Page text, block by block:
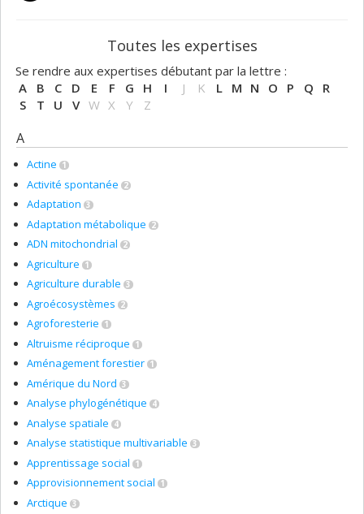
Toutes les expertises
Se rendre aux expertises débutant par la lettre :
A
B C D E F G H I J K L M N O P Q
R
S
T U V W X Y Z
A
Actine 1
Activité spontanée 2
Adaptation 3
Adaptation métabolique 2
ADN mitochondrial 2
Agriculture 1
Agriculture durable 3
Agroécosystèmes 2
Agroforesterie 1
Altruisme réciproque 1
Aménagement forestier 1
Amérique du Nord 3
Analyse phylogénétique 4
Analyse spatiale 4
Analyse statistique multivariable 3
Apprentissage social 1
Approvisionnement social 1
Arctique 3